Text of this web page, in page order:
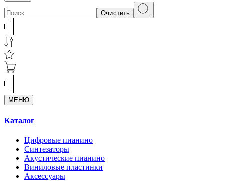
Очистить
МЕНЮ
Каталог
Цифровые пианино
Синтезаторы
Акустические пианино
Виниловые пластинки
Аксессуары